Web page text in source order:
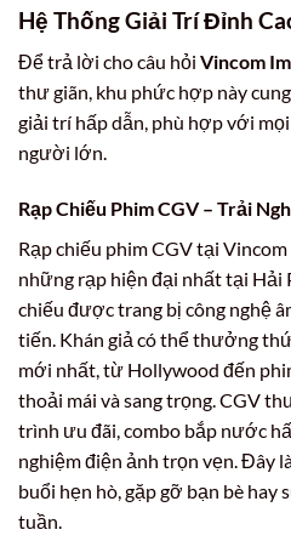
Hệ Thống Giải Trí Đỉnh
Để trả lời cho câu hỏi Vincom
thư giãn, khu phức hợp này
giải trí hấp dẫn, phù hợp với
người lớn.
Rạp Chiếu Phim CGV – Trải
Rạp chiếu phim CGV tại
những rạp hiện đại nhất tại Hải
chiếu được trang bị công nghệ
tiến. Khán giả có thể thưởng
mới nhất, từ Hollywood đến
thoải mái và sang trọng. CGV
trình ưu đãi, combo bắp nước
nghiệm điện ảnh trọn vẹn. Đây
buổi hẹn hò, gặp gỡ bạn bè hay
tuần.